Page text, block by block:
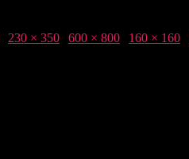
230 × 350 600 × 800 160 × 160